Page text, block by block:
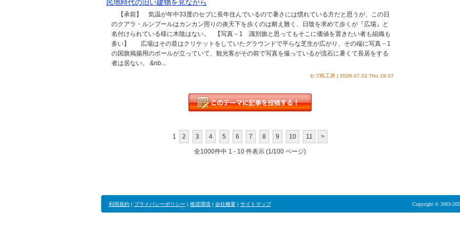
民地時代の旧い建物を見ながら
【承前】 気温が年中33度のセブに長年住んでいるので暑さには慣れている方だと思うが、この日
のクアラ・ルンプールはカンカン照りの炎天下を歩くのは耐え難く、日陰を求めて歩くが『広場』と
名付けられている様に木陰はない。 【写真－1 識別旗と思ってもそこに価値を置きたい者も組織も
多い】 広場はその昔はクリケットをしていたグラウンドで平らな芝生が広がり、その端に写真－1
の国旗掲揚用のポールが立っていて、観光客がその前で写真を撮っているが流石に暑くて長居をする
者は居ない。 &nb...
セブ島工房 | 2026.07.02 Thu 19:37
1 2 3 4 5 6 7 8 9 10 11 >
全1000件中 1 - 10 件表示 (1/100 ページ)
利用規約 | プライバシーポリシー | 推奨環境 | 会社概要 | サイトマップ Copyright © 2003-